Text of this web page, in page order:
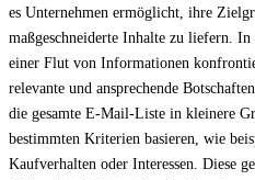
es Unternehmen ermöglicht, ihre
maßgeschneiderte Inhalte zu liefern.
einer Flut von Informationen
relevante und ansprechende
die gesamte E-Mail-Liste in kleinere
bestimmten Kriterien basieren, wie
Kaufverhalten oder Interessen. Diese